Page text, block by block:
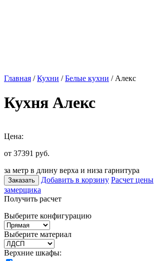
Главная /Кухни /Белые кухни / Алекс
Кухня Алекс
Цена:
от 37391 руб.
за метр в длину верха и низа гарнитура
Заказать Добавить в корзину Расчет цены
замерщика
Получить расчет
Выберите конфигурацию
Выберите материал
Верхние шкафы: